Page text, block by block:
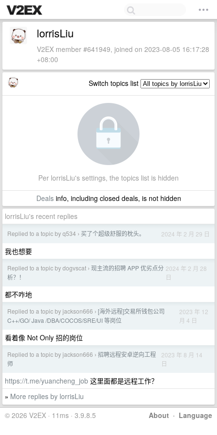
lorrisLiu
V2EX member #641949, joined on 2023-08-05 16:17:28
+08:00
Switch topics list
Per lorrisLiu's settings, the topics list is hidden
Dealsinfo, including closed deals, is not hidden
lorrisLiu's recent replies
Replied to a topic by q534 › 买了个超级舒服的枕头。 2024 年 2 月 29 日
我也想要
Replied to a topic by dogvscat › 现主流的招聘 APP 优劣点分
析？！
2024 年 2 月 28
日
都不咋地
Replied to a topic by jackson666 › [海外远程]交易所钱包公司
C++/GO/ Java /DBA/COCOS/SRE/UI 等岗位
2023 年 12
月 4 日
看着像 Not Only 招的岗位
Replied to a topic by jackson666 › 招聘远程安卓逆向工程
师
2023 年 8 月 14
日
https://t.me/yuancheng_job 这里面都是远程工作？
» More replies by lorrisLiu
About · Language
© 2026 V2EX · 11ms · 3.9.8.5